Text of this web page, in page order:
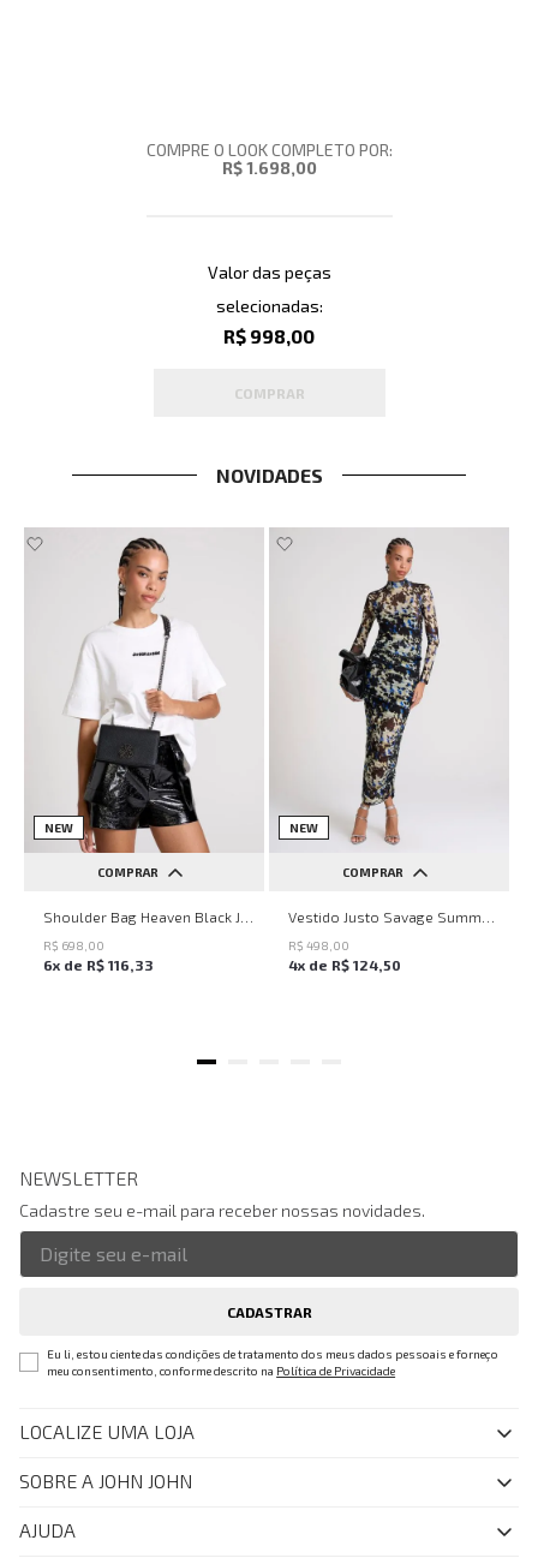
COMPRE O LOOK COMPLETO POR:
R$ 1.698,00
Valor das peças
selecionadas:
R$ 998,00
COMPRAR
NOVIDADES
NEW
COMPRAR
UN
R$ 698 00
6x de R$ 116,33
NEW
COMPRAR
PP P M G
R$ 498 00
4x de R$ 124,50
NEWSLETTER
Cadastre seu e-mail para receber nossas novidades.
CADASTRAR
Eu li, estou ciente das condições de tratamento dos meus dados pessoais e forneço
meu consentimento, conforme descrito na Política de Privacidade
LOCALIZE UMA LOJA
SOBRE A JOHN JOHN
Quem Somos
AJUDA